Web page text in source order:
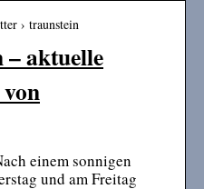
› traunstein
– aktuelle
einem sonnigen
und am Freitag